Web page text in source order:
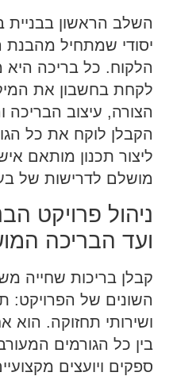
השלב הראשון בבניית
יסודי שמתחיל מהבנת
הלקוח. כל בריכה
לקחת בחשבון את
הצורה, עיצוב הבריכה
הקבלן לוקח את כל
ליצור תכנון מותאם
מושלם לדרישות של
ניהול פרויקט
ועד הבריכה
קבלן בריכות שחייה
השונים של הפרויקט:
ושירותי תחזוקה. הוא
בין כל הגורמים
ספקים ויועצים